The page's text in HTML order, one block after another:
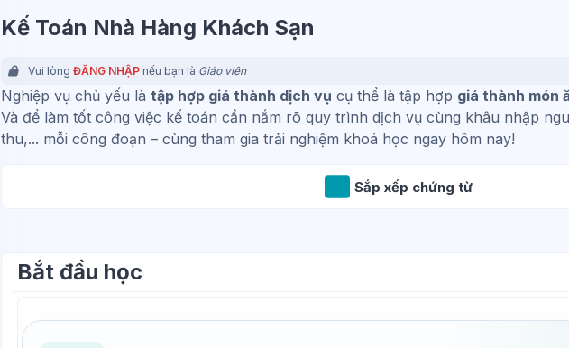
Kế Toán Nhà Hàng Khách Sạn
Vui lòng ĐĂNG NHẬP nếu bạn là Giáo viên
Nghiệp vụ chủ yếu là tập hợp giá thành dịch vụ cụ thể là tập hợp giá thành món
Và để làm tốt công việc kế toán cần nắm rõ quy trình dịch vụ cùng khâu nhập
thu,... mỗi công đoạn – cùng tham gia trải nghiệm khoá học ngay hôm nay!
Sắp xếp chứng từBài học KTVH
Bắt đầu học